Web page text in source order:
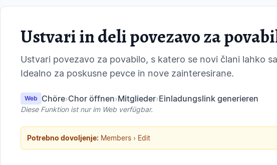
Ustvari in deli povezavo za
Ustvari povezavo za povabilo, s katero se novi člani lahko
Idealno za poskusne pevce in nove zainteresirane.
Web Chöre›Chor öffnen›Mitglieder›Einladungslink generieren
Diese Funktion ist nur im Web verfügbar.
Potrebno dovoljenje: Members › Edit